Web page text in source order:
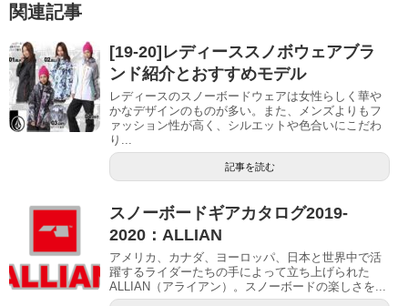
関連記事
[19-20]レディーススノボウェアブラ
ンド紹介とおすすめモデル
レディースのスノーボードウェアは女性らしく華や
かなデザインのものが多い。また、メンズよりもフ
ァッション性が高く、シルエットや色合いにこだわ
り...
記事を読む
スノーボードギアカタログ2019-
2020：ALLIAN
アメリカ、カナダ、ヨーロッパ、日本と世界中で活
躍するライダーたちの手によって立ち上げられた
ALLIAN（アライアン）。スノーボードの楽しさを...